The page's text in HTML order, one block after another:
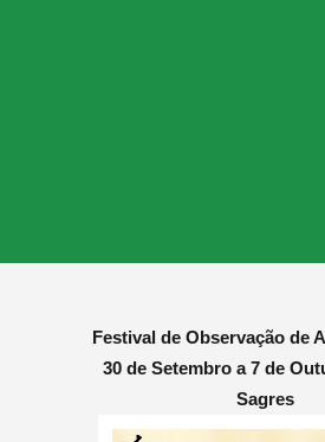
Festival de Observação de
30 de Setembro a 7 de
Sagres